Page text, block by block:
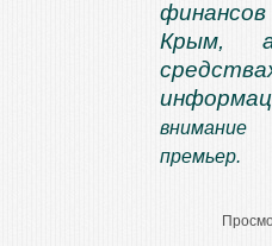
Крым,
внимание
премьер.